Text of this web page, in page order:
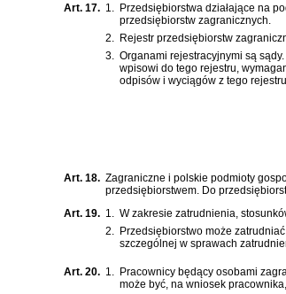
Art. 17. 1.
Przedsiębiorstwa działające na
przedsiębiorstw zagranicznych.
2.
Rejestr przedsiębiorstw
3.
Organami rejestracyjnymi są
wpisowi do tego rejestru,
odpisów i wyciągów z tego
Art. 18. Zagraniczne i polskie podmioty
przedsiębiorstwem. Do
Art. 19. 1.
W zakresie zatrudnienia,
2.
Przedsiębiorstwo może
szczególnej w sprawach
Art. 20. 1.
Pracownicy będący osobami
może być, na wniosek